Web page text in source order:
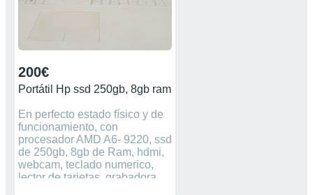
200€
Portátil Hp ssd 250gb, 8gb ram
En perfecto estado físico y de
funcionamiento, con
procesador AMD A6- 9220, ssd
de 250gb, 8gb de Ram, hdmi,
webcam, teclado numerico,
lector de tarjetas, grabadora